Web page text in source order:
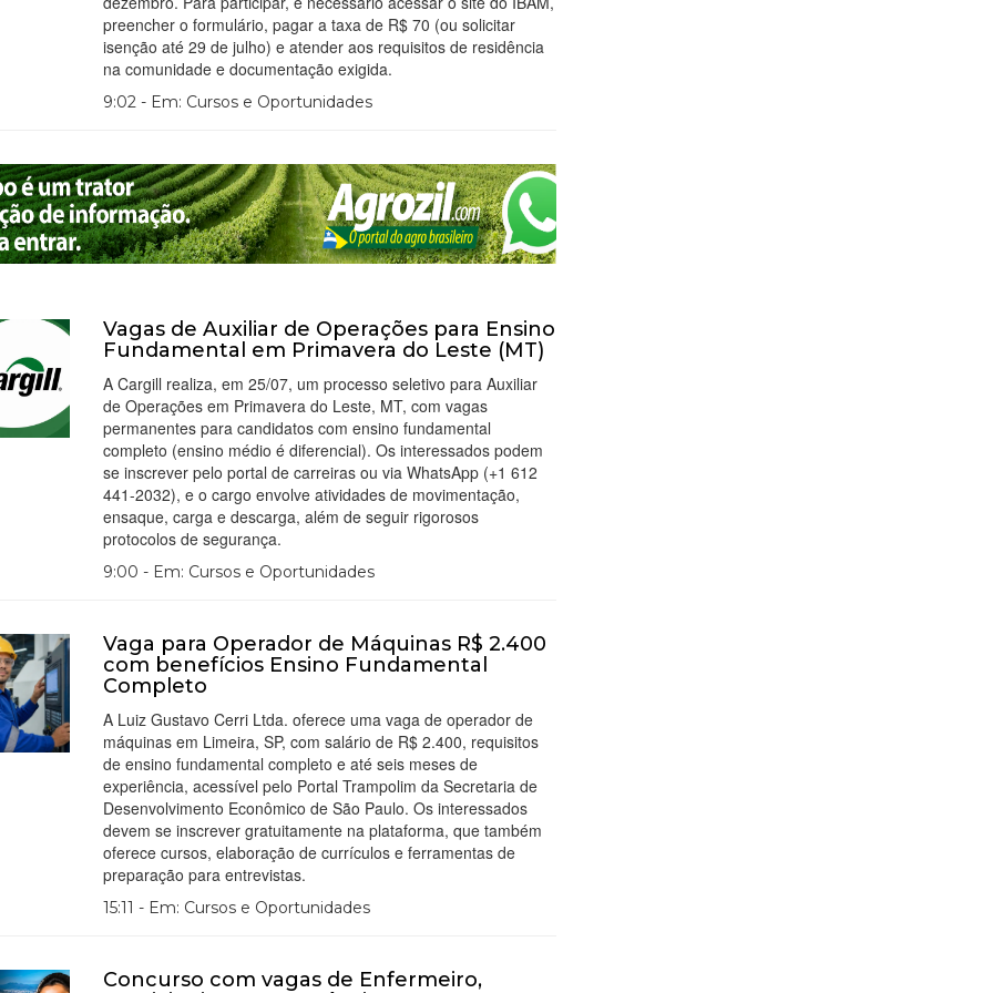
preencher o formulário, pagar a taxa de R$ 70 (ou solicitar
isenção até 29 de julho) e atender aos requisitos de residência
na comunidade e documentação exigida.
9:02 - Em: Cursos e Oportunidades
Vagas de Auxiliar de Operações para Ensino
Fundamental em Primavera do Leste (MT)
A Cargill realiza, em 25/07, um processo seletivo para Auxiliar
de Operações em Primavera do Leste, MT, com vagas
permanentes para candidatos com ensino fundamental
completo (ensino médio é diferencial). Os interessados podem
se inscrever pelo portal de carreiras ou via WhatsApp (+1 612
441-2032), e o cargo envolve atividades de movimentação,
ensaque, carga e descarga, além de seguir rigorosos
protocolos de segurança.
9:00 - Em: Cursos e Oportunidades
Vaga para Operador de Máquinas R$ 2.400
com benefícios Ensino Fundamental
Completo
A Luiz Gustavo Cerri Ltda. oferece uma vaga de operador de
máquinas em Limeira, SP, com salário de R$ 2.400, requisitos
de ensino fundamental completo e até seis meses de
experiência, acessível pelo Portal Trampolim da Secretaria de
Desenvolvimento Econômico de São Paulo. Os interessados
devem se inscrever gratuitamente na plataforma, que também
oferece cursos, elaboração de currículos e ferramentas de
preparação para entrevistas.
15:11 - Em: Cursos e Oportunidades
Concurso com vagas de Enfermeiro,